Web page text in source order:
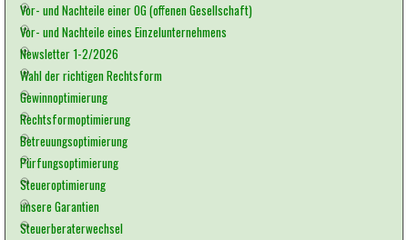
Vor- und Nachteile einer OG (offenen Gesellschaft)
Vor- und Nachteile eines Einzelunternehmens
Newsletter 1-2/2026
Wahl der richtigen Rechtsform
Gewinnoptimierung
Rechtsformoptimierung
Betreuungsoptimierung
Pürfungsoptimierung
Steueroptimierung
unsere Garantien
Steuerberaterwechsel